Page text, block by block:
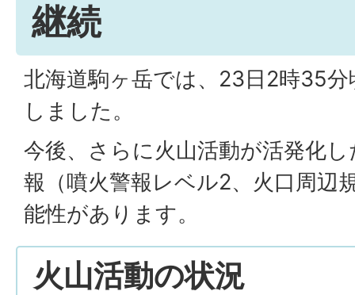
継続
北海道駒ヶ岳では、23日2時35
しました。
今後、さらに火山活動が活発化
報（噴火警報レベル2、火口周辺
能性があります。
火山活動の状況